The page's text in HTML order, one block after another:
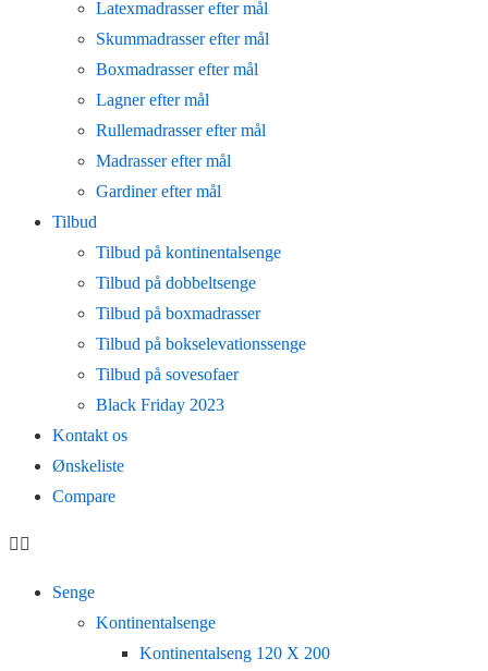
Latexmadrasser efter mål
Skummadrasser efter mål
Boxmadrasser efter mål
Lagner efter mål
Rullemadrasser efter mål
Madrasser efter mål
Gardiner efter mål
Tilbud
Tilbud på kontinentalsenge
Tilbud på dobbeltsenge
Tilbud på boxmadrasser
Tilbud på bokselevationssenge
Tilbud på sovesofaer
Black Friday 2023
Kontakt os
Ønskeliste
Compare
Senge
Kontinentalsenge
Kontinentalseng 120 X 200